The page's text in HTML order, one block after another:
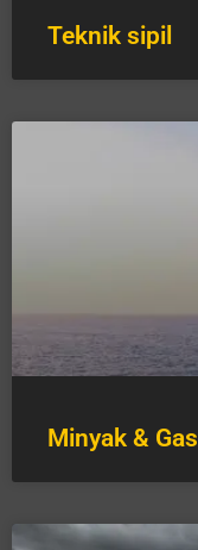
Teknik sipil
Minyak & Gas